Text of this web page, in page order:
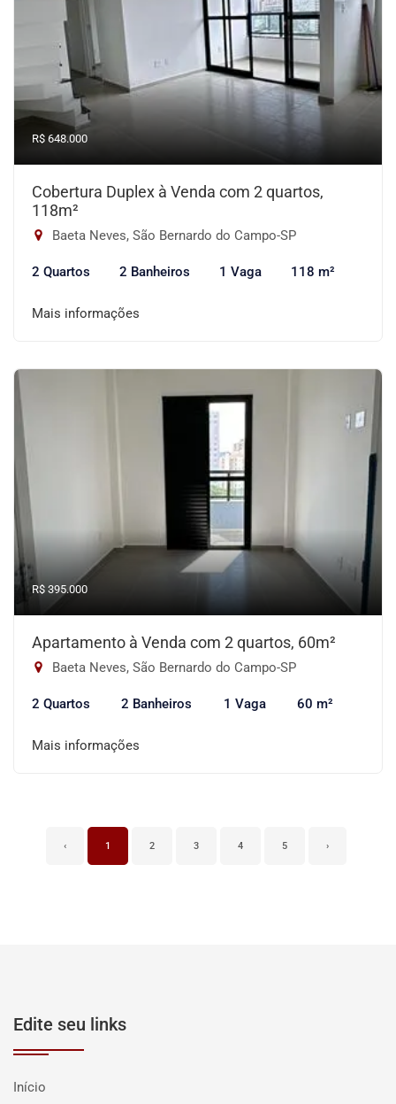
R$ 648.000
Cobertura Duplex à Venda com 2 quartos,
118m²
Baeta Neves, São Bernardo do Campo-SP
2 Quartos 2 Banheiros 1 Vaga 118 m²
Mais informações
R$ 395.000
Apartamento à Venda com 2 quartos, 60m²
Baeta Neves, São Bernardo do Campo-SP
2 Quartos 2 Banheiros 1 Vaga 60 m²
Mais informações
‹ 1 2 3 4 5 ›
Edite seu links
Início